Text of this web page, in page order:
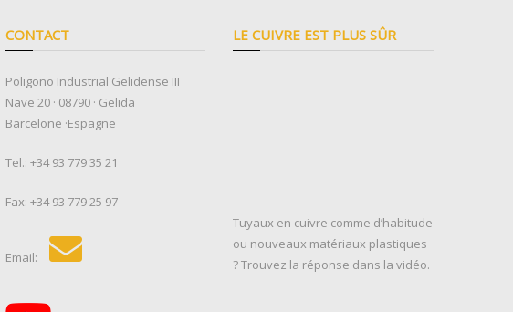
CONTACT
Poligono Industrial Gelidense III
Nave 20 · 08790 · Gelida
Barcelone ·Espagne
Tel.: +34 93 779 35 21
Fax: +34 93 779 25 97
Email:
LE CUIVRE EST PLUS SÛR
Tuyaux en cuivre comme d’habitude
ou nouveaux matériaux plastiques
? Trouvez la réponse dans la vidéo.